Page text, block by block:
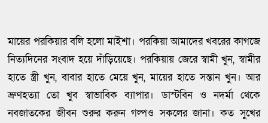
মায়ের পরকিয়ার বলি হলো মাইশা‌। পরকিয়া আমাদের খবরের কাগজে
নিত্যদিনের সংবাদ হয়ে দাঁড়িয়েছে। পরকিয়ায় জেরে স্বামী খুন, স্বামীর
হাতে স্ত্রী খুন, বাবার হাতে মেয়ে খুন, মায়ের হাতে সন্তান খুন। আর
ভ্রুণহত্যা তো খুব স্বাভাবিক ব্যাপার। ডাস্টবিন ও নদর্মা থেকে
নবজাতকের জীবন শুরুর করুন গল্পও সকলের জানা। কত সুখের